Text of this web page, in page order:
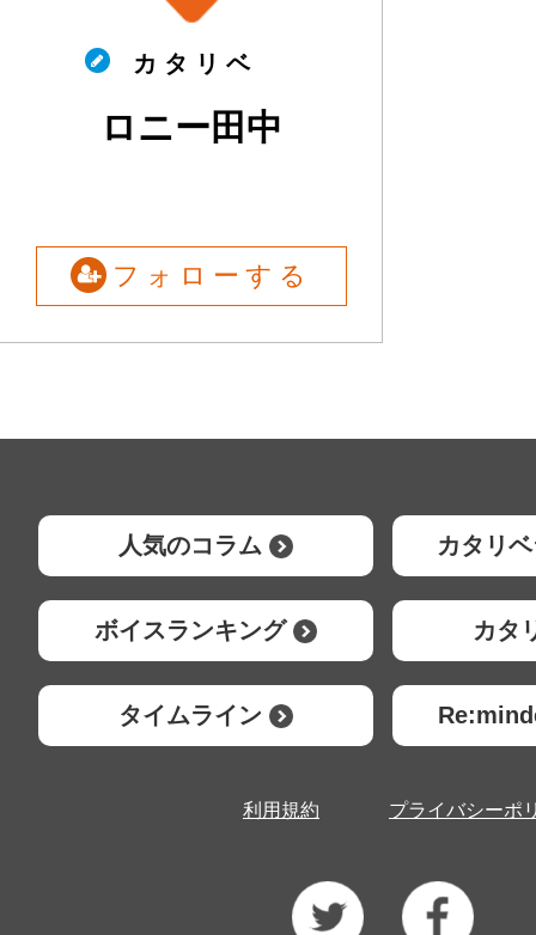
カ タ リ ベ
ロニー田中
フォローする
人気のコラム カタリ
ボイスランキング カタ
タイムライン
利用規約 プライバシーポ